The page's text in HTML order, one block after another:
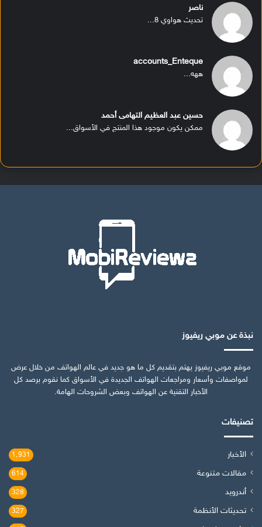
ناصر
تحديث هواوي 8...
accounts_Enteque
ههه...
حسين عبد العظيم التهامى أحمد
ممكن يكون موجود هذا المنتج في الأسواق...
نبذة عن موبي ريفيوز
موقع موبي ريفيوز يهتم بتقديم كل ما هو جديد في عالم الهواتف من خلال عرض
لمواصفات وأسعار ومراجعات الهواتف الجديدة في الأسواق كما نقوم برصد كل
الأخبار التقنية عن الهواتف وبعض الشروحات الهامة.
تصنيفات
الأخبار 1٬931
مقالات متنوعة 614
أندرويد 328
تحديثات الأنظمة 327